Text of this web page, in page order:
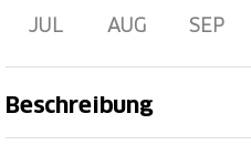
JUL AUG SEP
Beschreibung